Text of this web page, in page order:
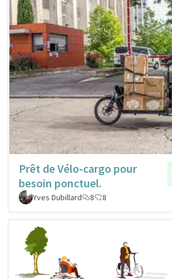
Prêt de Vélo-cargo pour
besoin ponctuel.
Yves Dubillard
8 8